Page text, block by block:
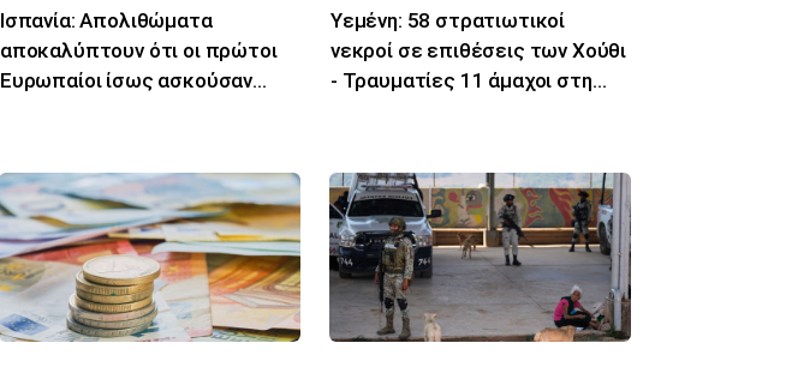
Ισπανία: Απολιθώματα
αποκαλύπτουν ότι οι πρώτοι
Ευρωπαίοι ίσως ασκούσαν
Υεμένη: 58 στρατιωτικοί
νεκροί σε επιθέσεις των Χούθι
- Τραυματίες 11 άμαχοι στη